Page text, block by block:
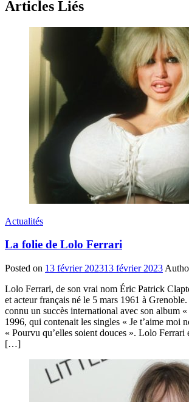
Articles Liés
Actualités
La folie de Lolo Ferrari
Posted on 13 février 202313 février 2023
Lolo Ferrari, de son vrai nom Éric Patrick
et acteur français né le 5 mars 1961 à
connu un succès international avec son album
1996, qui contenait les singles « Je t’aime moi
« Pourvu qu’elles soient douces ». Lolo Ferrari
[…]